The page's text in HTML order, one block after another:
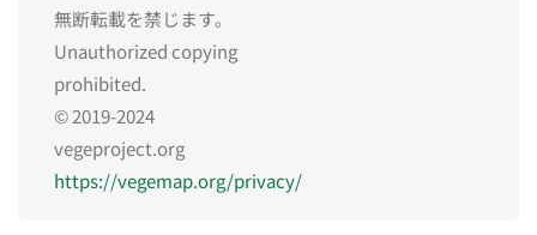
無断転載を禁じます。
Unauthorized copying
prohibited.
© 2019-2024
vegeproject.org
https://vegemap.org/privacy/